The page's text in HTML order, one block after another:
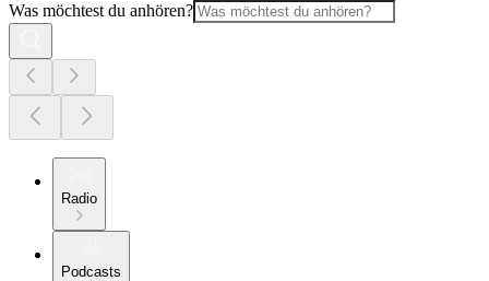
Was möchtest du anhören?
Radio
Podcasts